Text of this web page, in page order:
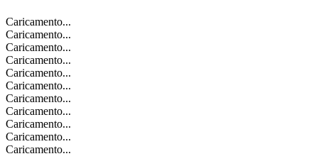
Caricamento...
Caricamento...
Caricamento...
Caricamento...
Caricamento...
Caricamento...
Caricamento...
Caricamento...
Caricamento...
Caricamento...
Caricamento...